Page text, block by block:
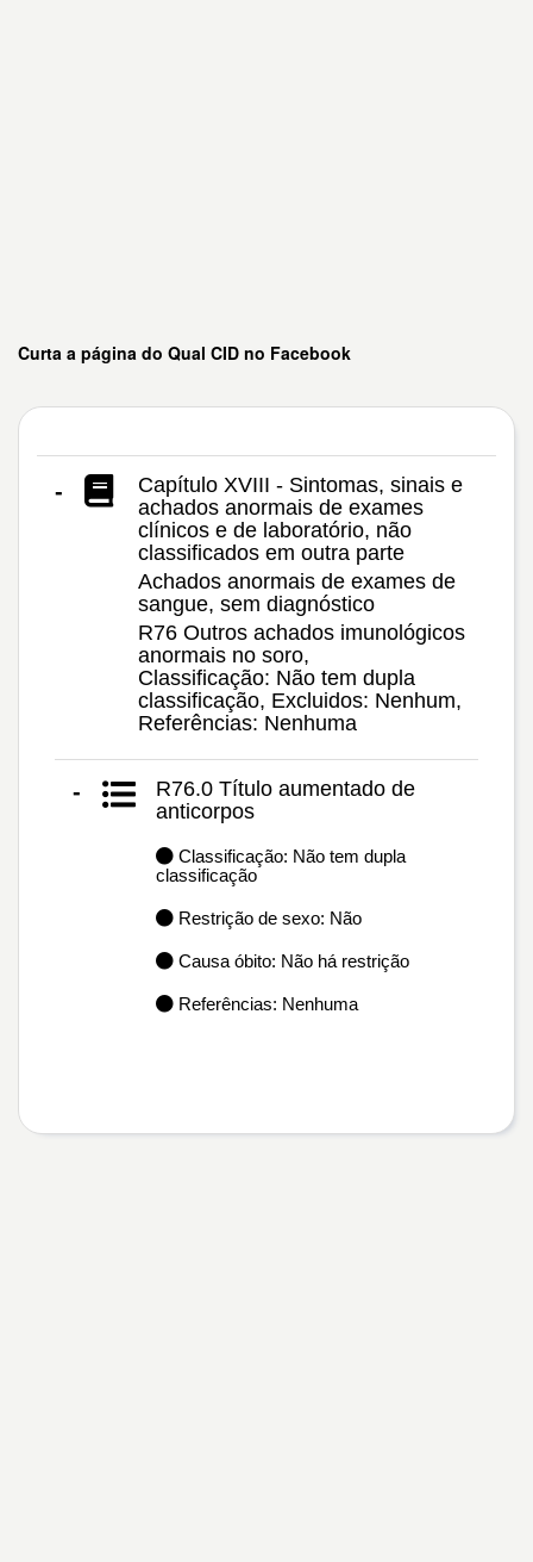
Curta a página do Qual CID no Facebook
-
Capítulo XVIII - Sintomas, sinais e
achados anormais de exames
clínicos e de laboratório, não
classificados em outra parte
Achados anormais de exames de
sangue, sem diagnóstico
R76 Outros achados imunológicos
anormais no soro,
Classificação: Não tem dupla
classificação, Excluidos: Nenhum,
Referências: Nenhuma
-
R76.0 Título aumentado de
anticorpos
Classificação: Não tem dupla
classificação
Restrição de sexo: Não
Causa óbito: Não há restrição
Referências: Nenhuma